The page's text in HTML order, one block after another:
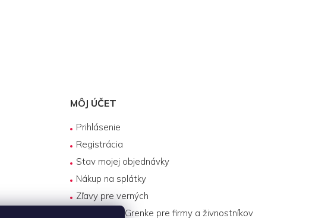
MÔJ ÚČET
Prihlásenie
Registrácia
Stav mojej objednávky
Nákup na splátky
Zľavy pre verných
Biznis lízing Grenke pre firmy a živnostníkov